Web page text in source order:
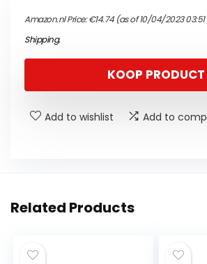
Amazon.nl Price:€14.74(as of 10/04/2023 03:51
Shipping.
KOOP PRODUCT
Add to wishlist Add to
Related Products